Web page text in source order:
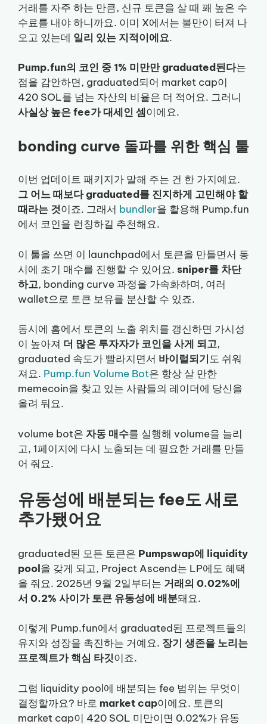
거래를 자주 하는 만큼, 신규 토큰을 살 때 꽤 높은 수
수료를 내야 하니까요. 이미 X에서는 불만이 터져 나
오고 있는데 일리 있는 지적이에요.
Pump.fun의 코인 중 1% 미만만 graduated된다는
점을 감안하면, graduated되어 market cap이
420 SOL를 넘는 자산의 비율은 더 적어요. 그러니
사실상 높은 fee가 대세인 셈이에요.
bonding curve 돌파를 위한 핵심 툴
이번 업데이트 패키지가 말해 주는 건 한 가지예요.
그 어느 때보다 graduated를 진지하게 고민해야 할
때라는 것이죠. 그래서 bundler을 활용해 Pump.fun
에서 코인을 런칭하길 추천해요.
이 툴을 쓰면 이 launchpad에서 토큰을 만들면서 동
시에 초기 매수를 진행할 수 있어요. sniper를 차단
하고, bonding curve 과정을 가속화하며, 여러
wallet으로 토큰 보유를 분산할 수 있죠.
동시에 홈에서 토큰의 노출 위치를 갱신하면 가시성
이 높아져 더 많은 투자자가 코인을 사게 되고,
graduated 속도가 빨라지면서 바이럴되기도 쉬워
져요. Pump.fun Volume Bot은 항상 살 만한
memecoin을 찾고 있는 사람들의 레이더에 당신을
올려 둬요.
volume bot은 자동 매수를 실행해 volume을 늘리
고, 1페이지에 다시 노출되는 데 필요한 거래를 만들
어 줘요.
유동성에 배분되는 fee도 새로
추가됐어요
graduated된 모든 토큰은 Pumpswap에 liquidity
pool을 갖게 되고, Project Ascend는 LP에도 혜택
을 줘요. 2025년 9월 2일부터는 거래의 0.02%에
서 0.2% 사이가 토큰 유동성에 배분돼요.
이렇게 Pump.fun에서 graduated된 프로젝트들의
유지와 성장을 촉진하는 거예요. 장기 생존을 노리는
프로젝트가 핵심 타깃이죠.
그럼 liquidity pool에 배분되는 fee 범위는 무엇이
결정할까요? 바로 market cap이에요. 토큰의
market cap이 420 SOL 미만이면 0.02%가 유동